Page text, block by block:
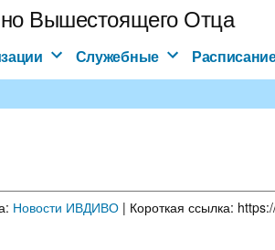
Вышестоящего Отца
Служебные
Новости ИВДИВО| Короткая ссылка: